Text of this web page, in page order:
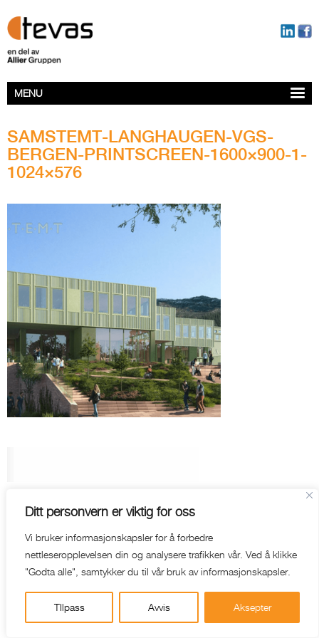
Ditt personvern er viktig for oss
Vi bruker informasjonskapsler for å forbedre
nettleseropplevelsen din og analysere trafikken vår. Ved å klikke
"Godta alle", samtykker du til vår bruk av informasjonskapsler.
TIlpass Avvis Aksepter
MENU
SAMSTEMT-LANGHAUGEN-VGS-
BERGEN-PRINTSCREEN-1600×900-1-
1024×576
WEB-HOTEL AKTUELT